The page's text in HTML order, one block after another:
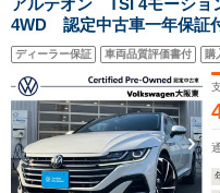
アルテオン TSI 4モーショ
4WD 認定中古車一年保
シート サンルーフ パー
ラウンドビューカメラ
レーンキープアシスト レ
ディーラー保証 車両品質評価書付 購